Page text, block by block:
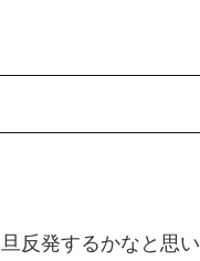
反発するかなと思い